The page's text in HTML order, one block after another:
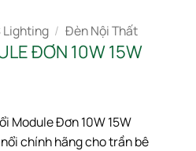
Lighting / Đèn Nội Thất
ĐƠN 10W 15W
Module Đơn 10W 15W
chính hãng cho trần bê